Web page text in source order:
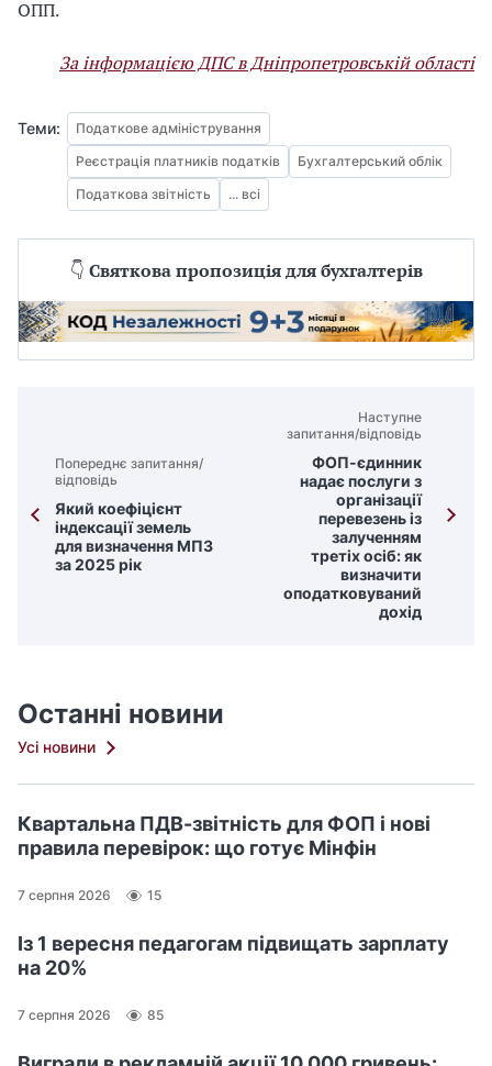
ОПП.
За інформацією ДПС в Дніпропетровській області
Теми:
Податкове адміністрування
Реєстрація платників податків
Бухгалтерський облік
Податкова звітність
... всі
👇 Святкова пропозиція для бухгалтерів
Попереднє запитання/
відповідь
Який коефіцієнт
індексації земель
для визначення МПЗ
за 2025 рік
Наступне
запитання/відповідь
ФОП-єдинник
надає послуги з
організації
перевезень із
залученням
третіх осіб: як
визначити
оподатковуваний
дохід
Останні новини
Усі новини
Квартальна ПДВ-звітність для ФОП і нові
правила перевірок: що готує Мінфін
7 серпня 2026 15
Із 1 вересня педагогам підвищать зарплату
на 20%
7 серпня 2026 85